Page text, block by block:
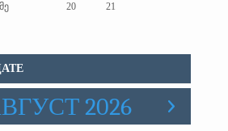
20 21
2026